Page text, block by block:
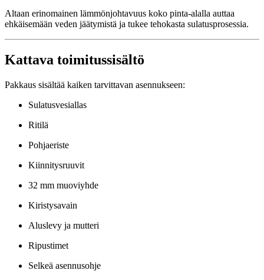
Altaan erinomainen lämmönjohtavuus koko pinta-alalla auttaa
ehkäisemään veden jäätymistä ja tukee tehokasta sulatusprosessia.
Kattava toimitussisältö
Pakkaus sisältää kaiken tarvittavan asennukseen:
Sulatusvesiallas
Ritilä
Pohjaeriste
Kiinnitysruuvit
32 mm muoviyhde
Kiristysavain
Aluslevy ja mutteri
Ripustimet
Selkeä asennusohje